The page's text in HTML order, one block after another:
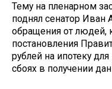
Тему на пленарном
поднял сенатор Иван
обращения от людей,
постановления
рублей на ипотеку
сбоях в получении